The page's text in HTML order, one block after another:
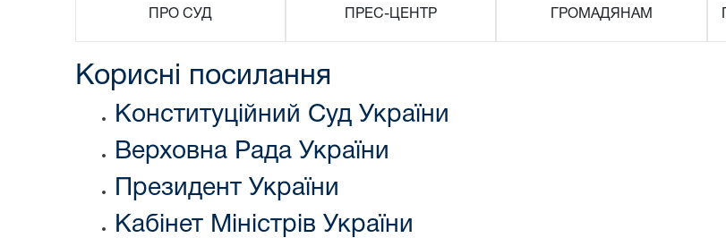
ПРО СУД ПРЕС-ЦЕНТР ГРОМАДЯНАМ
Корисні посилання
Конституційний Суд України
Верховна Рада України
Президент України
Кабінет Міністрів України